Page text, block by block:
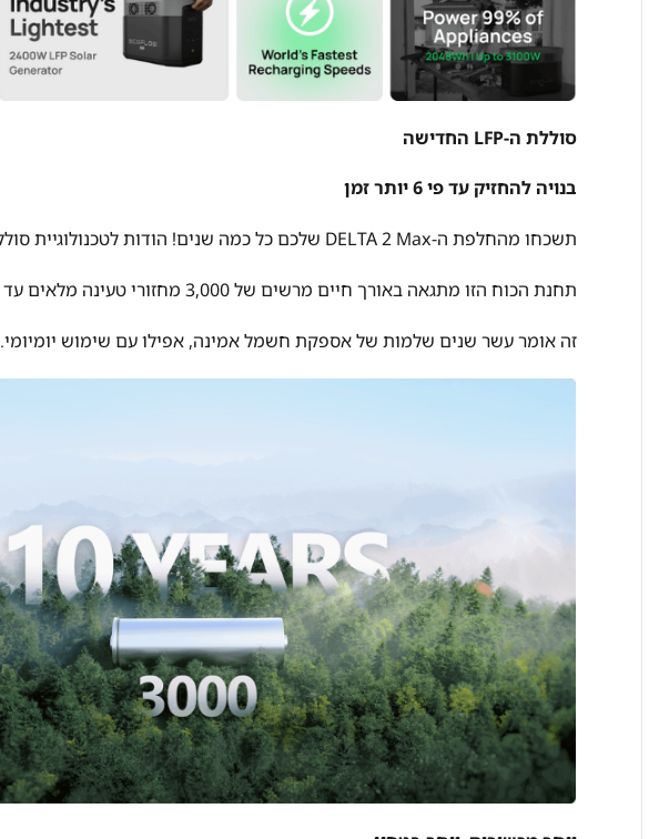
סוללת ה-LFP החדישה
בנויה להחזיק עד פי 6 יותר זמן
תשכחו מהחלפת ה-DELTA 2 Max שלכם כל כמה שנים! הודות לטכנולוגיית סוללת LFP המתקדמת שלו,
תחנת הכוח הזו מתגאה באורך חיים מרשים של 3,000 מחזורי טעינה מלאים עד לירידה ל-80% מהקיבולת.
זה אומר עשר שנים שלמות של אספקת חשמל אמינה, אפילו עם שימוש יומיומי.